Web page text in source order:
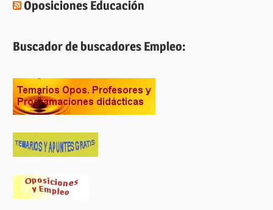
Oposiciones Educación
Buscador de buscadores Empleo: